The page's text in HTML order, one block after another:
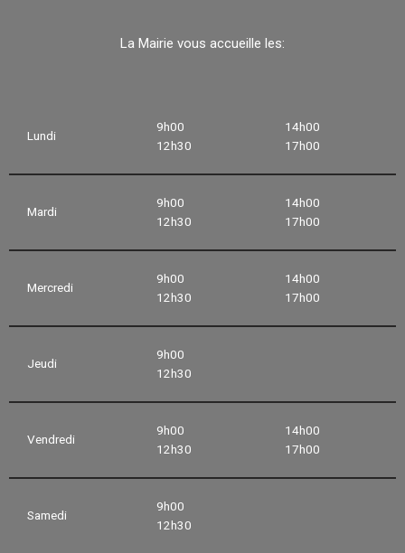
La Mairie vous accueille les:
Lundi
9h00
12h30
14h00
17h00
Mardi
9h00
12h30
14h00
17h00
Mercredi
9h00
12h30
14h00
17h00
Jeudi
9h00
12h30
Vendredi
9h00
12h30
14h00
17h00
Samedi
9h00
12h30